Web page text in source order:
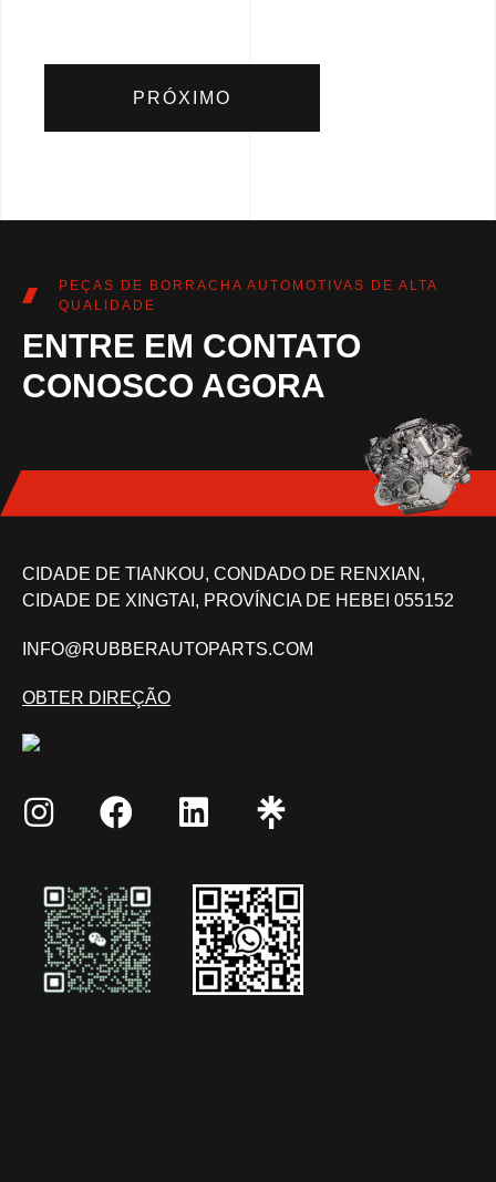
PRÓXIMO
PEÇAS DE BORRACHA AUTOMOTIVAS DE ALTA
QUALIDADE
ENTRE EM CONTATO
CONOSCO AGORA
CIDADE DE TIANKOU, CONDADO DE RENXIAN,
CIDADE DE XINGTAI, PROVÍNCIA DE HEBEI 055152
INFO@RUBBERAUTOPARTS.COM
OBTER DIREÇÃO